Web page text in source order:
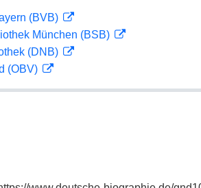
(BVB)
München (BSB)
(DNB)
(OBV)